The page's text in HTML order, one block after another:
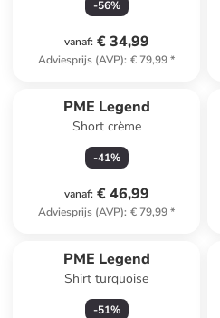
-56%
vanaf: € 34,99
Adviesprijs (AVP): € 79,99*
PME Legend
Short crème
-41%
vanaf: € 46,99
Adviesprijs (AVP): € 79,99*
PME Legend
Shirt turquoise
-51%